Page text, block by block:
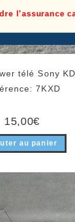
télé Sony
7KXD
15,00€
au panier
l’assurance